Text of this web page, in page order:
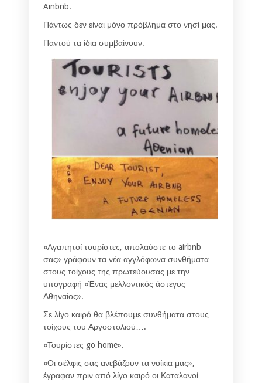
Ainbnb.
Πάντως δεν είναι μόνο πρόβλημα στο νησί μας.
Παντού τα ίδια συμβαίνουν.
«Αγαπητοί τουρίστες, απολαύστε το airbnb
σας» γράφουν τα νέα αγγλόφωνα συνθήματα
στους τοίχους της πρωτεύουσας με την
υπογραφή «Ένας μελλοντικός άστεγος
Αθηναίος».
Σε λίγο καιρό θα βλέπουμε συνθήματα στους
τοίχους του Αργοστολιού….
«Τουρίστες go home».
«Οι σέλφις σας ανεβάζουν τα νοίκια μας»,
έγραφαν πριν από λίγο καιρό οι Καταλανοί